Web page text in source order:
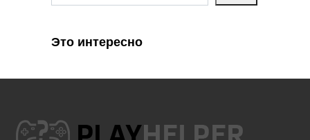
Это интересно